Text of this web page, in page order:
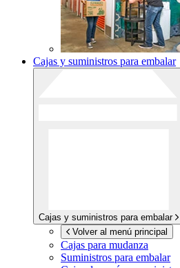
Cajas y suministros para embalar
Cajas y suministros para embalar
Volver al menú principal
Cajas para mudanza
Suministros para embalar